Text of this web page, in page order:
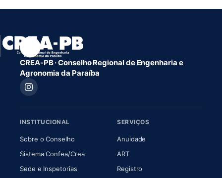
CREA-PB · Conselho Regional de Engenharia e
Agronomia da Paraíba
INSTITUCIONAL
Sobre o Conselho(abre em nova aba)
Sistema Confea/Crea(abre em nova aba)
Sede e Inspetorias
SERVIÇOS
Anuidade
ART(abre em nova aba)
Registro